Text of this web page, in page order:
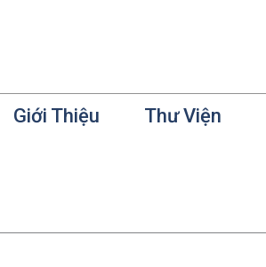
Giới Thiệu Thư Viện